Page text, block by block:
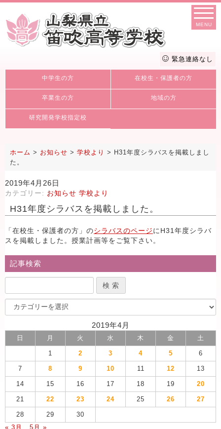
MENU
緊急連絡なし
中学生の方 在校生・保護者の方
卒業生の方 地域の方
研究開発学校指定校
ホーム > お知らせ > 学校より > H31年度シラバスを掲載しまし
た。
2019年4月26日
カテゴリー: お知らせ 学校より
H31年度シラバスを掲載しました。
「在校生・保護者の方」のシラバスのページにH31年度シラバ
スを掲載しました。授業計画等をご覧下さい。
記事検索
2019年4月
日 月 火 水 木 金 土
1 2 3 4 5 6
7 8 9 10 11 12 13
14 15 16 17 18 19 20
21 22 23 24 25 26 27
28 29
30
« 3月
5月 »